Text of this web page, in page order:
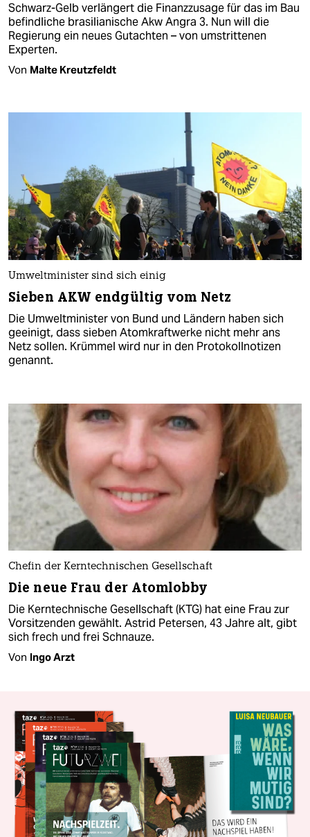
Schwarz-Gelb verlängert die Finanzzusage für das im Bau
befindliche brasilianische Akw Angra 3. Nun will die
Regierung ein neues Gutachten – von umstrittenen
Experten.
Von Malte Kreutzfeldt
Umweltminister sind sich einig
Sieben AKW endgültig vom Netz
Die Umweltminister von Bund und Ländern haben sich
geeinigt, dass sieben Atomkraftwerke nicht mehr ans
Netz sollen. Krümmel wird nur in den Protokollnotizen
genannt.
Chefin der Kerntechnischen Gesellschaft
Die neue Frau der Atomlobby
Die Kerntechnische Gesellschaft (KTG) hat eine Frau zur
Vorsitzenden gewählt. Astrid Petersen, 43 Jahre alt, gibt
sich frech und frei Schnauze.
Von Ingo Arzt